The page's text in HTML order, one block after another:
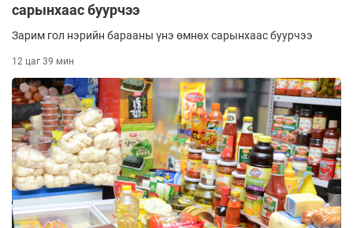
сарынхаас буурчээ
Зарим гол нэрийн барааны үнэ өмнөх сарынхаас буурчээ
12 цаг 39 мин